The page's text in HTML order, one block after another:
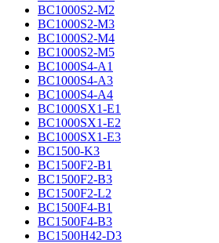
BC1000S2-M2
BC1000S2-M3
BC1000S2-M4
BC1000S2-M5
BC1000S4-A1
BC1000S4-A3
BC1000S4-A4
BC1000SX1-E1
BC1000SX1-E2
BC1000SX1-E3
BC1500-K3
BC1500F2-B1
BC1500F2-B3
BC1500F2-L2
BC1500F4-B1
BC1500F4-B3
BC1500H42-D3